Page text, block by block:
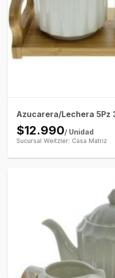
Azucarera/Lechera 5Pz
$12.990/ Unidad
Sucursal Weitzler: Casa Matriz